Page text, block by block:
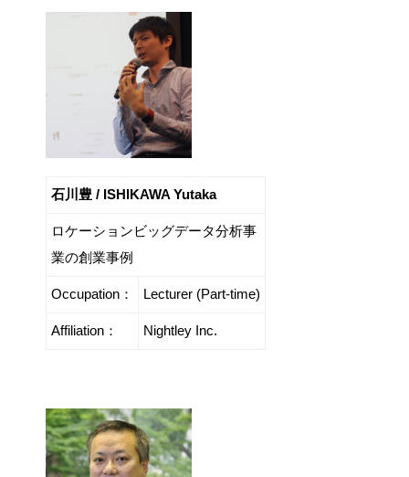
石川豊 / ISHIKAWA Yutaka
ロケーションビッグデータ分析事
業の創業事例
Occupation： Lecturer (Part-time)
Affiliation： Nightley Inc.